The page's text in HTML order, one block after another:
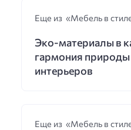
Еще из «Мебель в
Эко-материалы в
гармония
интерьеров
Еще из «Мебель в